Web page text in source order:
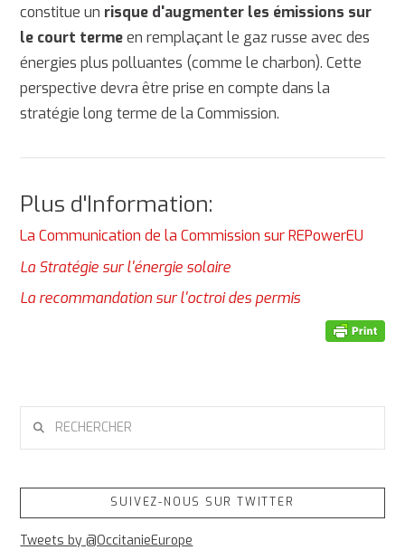
constitue un risque d'augmenter les émissions sur
le court termeen remplaçant le gaz russe avec des
énergies plus polluantes (comme le charbon). Cette
perspective devra être prise en compte dans la
stratégie long terme de la Commission.
Plus d'Information:
La Communication de la Commission sur REPowerEU
La Stratégie sur l'énergie solaire
La recommandation sur l'octroi des permis
SUIVEZ-NOUS SUR TWITTER
Tweets by @OccitanieEurope